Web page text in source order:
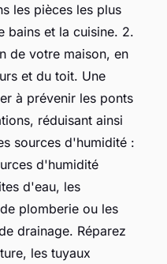
les pièces les plus
bains et la cuisine. 2.
de votre maison, en
et du toit. Une
à prévenir les ponts
réduisant ainsi
sources d'humidité :
d'humidité
d'eau, les
plomberie ou les
drainage. Réparez
les tuyaux